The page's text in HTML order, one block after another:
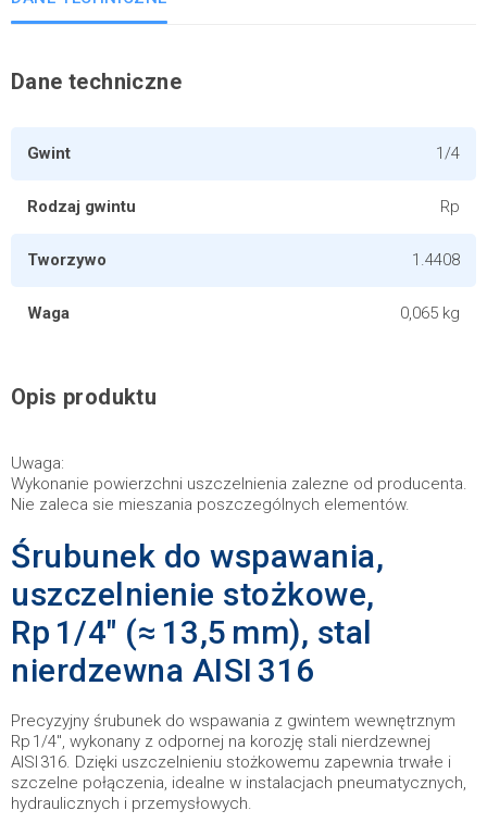
Dane techniczne
Gwint 1/4
Rodzaj gwintu Rp
Tworzywo 1.4408
Waga 0,065 kg
Opis produktu
Uwaga:
Wykonanie powierzchni uszczelnienia zalezne od producenta.
Nie zaleca sie mieszania poszczególnych elementów.
Śrubunek do wspawania,
uszczelnienie stożkowe,
Rp 1/4″ (≈ 13,5 mm), stal
nierdzewna AISI 316
Precyzyjny śrubunek do wspawania z gwintem wewnętrznym
Rp 1/4″, wykonany z odpornej na korozję stali nierdzewnej
AISI 316. Dzięki uszczelnieniu stożkowemu zapewnia trwałe i
szczelne połączenia, idealne w instalacjach pneumatycznych,
hydraulicznych i przemysłowych.